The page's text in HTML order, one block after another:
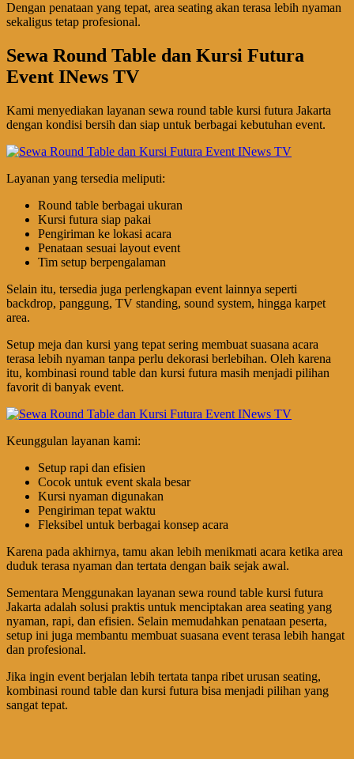
Dengan penataan yang tepat, area seating akan terasa lebih nyaman
sekaligus tetap profesional.
Sewa Round Table dan Kursi Futura
Event INews TV
Kami menyediakan layanan sewa round table kursi futura Jakarta
dengan kondisi bersih dan siap untuk berbagai kebutuhan event.
Layanan yang tersedia meliputi:
Round table berbagai ukuran
Kursi futura siap pakai
Pengiriman ke lokasi acara
Penataan sesuai layout event
Tim setup berpengalaman
Selain itu, tersedia juga perlengkapan event lainnya seperti
backdrop, panggung, TV standing, sound system, hingga karpet
area.
Setup meja dan kursi yang tepat sering membuat suasana acara
terasa lebih nyaman tanpa perlu dekorasi berlebihan. Oleh karena
itu, kombinasi round table dan kursi futura masih menjadi pilihan
favorit di banyak event.
Keunggulan layanan kami:
Setup rapi dan efisien
Cocok untuk event skala besar
Kursi nyaman digunakan
Pengiriman tepat waktu
Fleksibel untuk berbagai konsep acara
Karena pada akhirnya, tamu akan lebih menikmati acara ketika area
duduk terasa nyaman dan tertata dengan baik sejak awal.
Sementara Menggunakan layanan sewa round table kursi futura
Jakarta adalah solusi praktis untuk menciptakan area seating yang
nyaman, rapi, dan efisien. Selain memudahkan penataan peserta,
setup ini juga membantu membuat suasana event terasa lebih hangat
dan profesional.
Jika ingin event berjalan lebih tertata tanpa ribet urusan seating,
kombinasi round table dan kursi futura bisa menjadi pilihan yang
sangat tepat.